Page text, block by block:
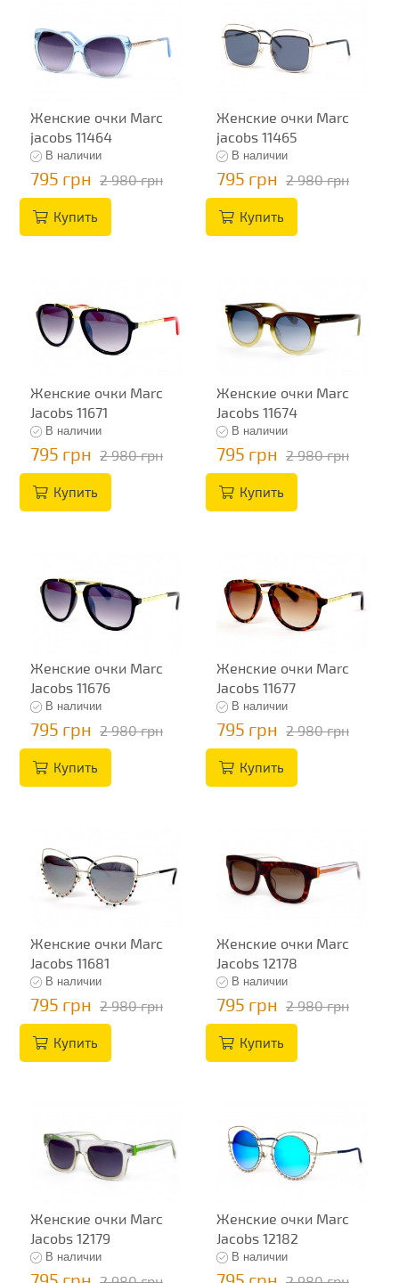
Женские очки Marc
jacobs 11464
В наличии
795 грн 2 980 грн
Купить
Женские очки Marc
jacobs 11465
В наличии
795 грн 2 980 грн
Купить
Женские очки Marc
Jacobs 11671
В наличии
795 грн 2 980 грн
Купить
Женские очки Marc
Jacobs 11674
В наличии
795 грн 2 980 грн
Купить
Женские очки Marc
Jacobs 11676
В наличии
795 грн 2 980 грн
Купить
Женские очки Marc
Jacobs 11677
В наличии
795 грн 2 980 грн
Купить
Женские очки Marc
Jacobs 11681
В наличии
795 грн 2 980 грн
Купить
Женские очки Marc
Jacobs 12178
В наличии
795 грн 2 980 грн
Купить
Женские очки Marc
Jacobs 12179
В наличии
Женские очки Marc
Jacobs 12182
В наличии